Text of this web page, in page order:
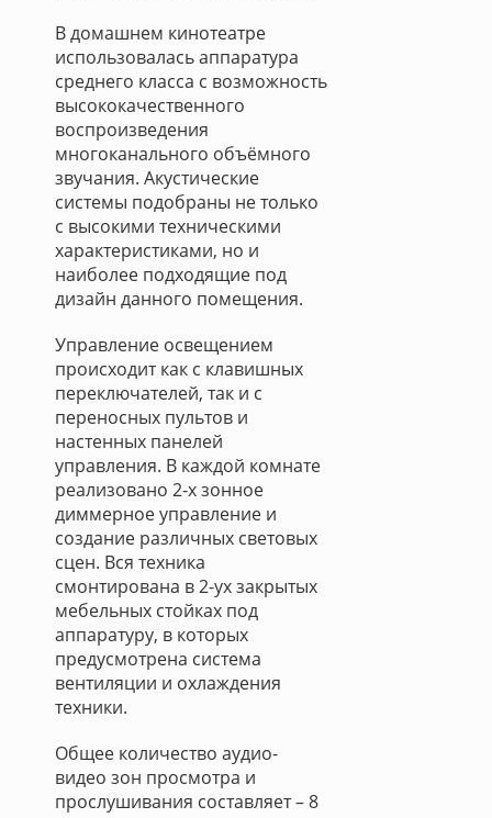
В домашнем кинотеатре
использовалась аппаратура
среднего класса с возможность
высококачественного
воспроизведения
многоканального объёмного
звучания. Акустические
системы подобраны не только
с высокими техническими
характеристиками, но и
наиболее подходящие под
дизайн данного помещения.
Управление освещением
происходит как с клавишных
переключателей, так и с
переносных пультов и
настенных панелей
управления. В каждой комнате
реализовано 2-х зонное
диммерное управление и
создание различных световых
сцен. Вся техника
смонтирована в 2-ух закрытых
мебельных стойках под
аппаратуру, в которых
предусмотрена система
вентиляции и охлаждения
техники.
Общее количество аудио-
видео зон просмотра и
прослушивания составляет – 8